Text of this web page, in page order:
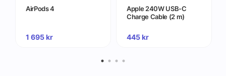
AirPods 4
1 695kr
Apple 240W USB-C
Charge Cable (2 m)
445kr